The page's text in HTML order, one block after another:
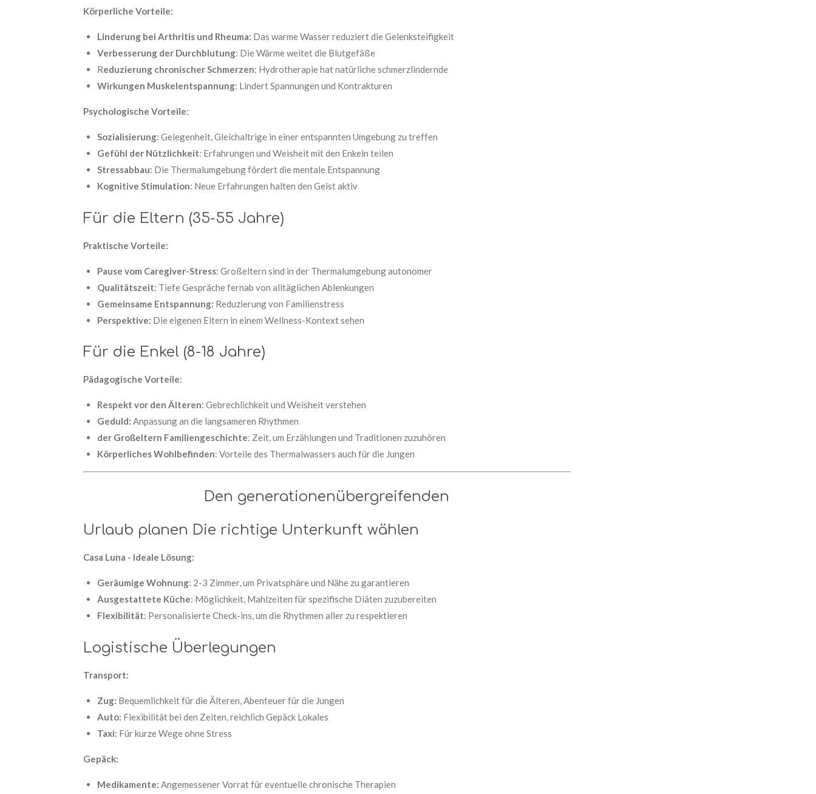
Körperliche Vorteile:
Linderung bei Arthritis und Rheuma: Das warme Wasser reduziert die Gelenksteifigkeit
Verbesserung der Durchblutung: Die Wärme weitet die Blutgefäße
Reduzierung chronischer Schmerzen: Hydrotherapie hat natürliche schmerzlindernde
Wirkungen Muskelentspannung: Lindert Spannungen und Kontrakturen
Psychologische Vorteile:
Sozialisierung: Gelegenheit, Gleichaltrige in einer entspannten Umgebung zu treffen
Gefühl der Nützlichkeit: Erfahrungen und Weisheit mit den Enkeln teilen
Stressabbau: Die Thermalumgebung fördert die mentale Entspannung
Kognitive Stimulation: Neue Erfahrungen halten den Geist aktiv
Für die Eltern (35-55 Jahre)
Praktische Vorteile:
Pause vom Caregiver-Stress: Großeltern sind in der Thermalumgebung autonomer
Qualitätszeit: Tiefe Gespräche fernab von alltäglichen Ablenkungen
Gemeinsame Entspannung: Reduzierung von Familienstress
Perspektive: Die eigenen Eltern in einem Wellness-Kontext sehen
Für die Enkel (8-18 Jahre)
Pädagogische Vorteile:
Respekt vor den Älteren: Gebrechlichkeit und Weisheit verstehen
Geduld: Anpassung an die langsameren Rhythmen
der Großeltern Familiengeschichte: Zeit, um Erzählungen und Traditionen zuzuhören
Körperliches Wohlbefinden: Vorteile des Thermalwassers auch für die Jungen
Den generationenübergreifenden
Urlaub planen Die richtige Unterkunft wählen
Casa Luna - Ideale Lösung:
Geräumige Wohnung: 2-3 Zimmer, um Privatsphäre und Nähe zu garantieren
Ausgestattete Küche: Möglichkeit, Mahlzeiten für spezifische Diäten zuzubereiten
Flexibilität: Personalisierte Check-ins, um die Rhythmen aller zu respektieren
Logistische Überlegungen
Transport:
Zug: Bequemlichkeit für die Älteren, Abenteuer für die Jungen
Auto: Flexibilität bei den Zeiten, reichlich Gepäck Lokales
Taxi: Für kurze Wege ohne Stress
Gepäck:
Medikamente: Angemessener Vorrat für eventuelle chronische Therapien